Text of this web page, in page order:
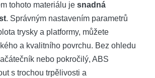
tohoto materiálu je snadná
. Správným nastavením parametrů
trysky a platformy, můžete
a kvalitního povrchu. Bez ohledu
nebo pokročilý, ABS
s trochou trpělivosti a